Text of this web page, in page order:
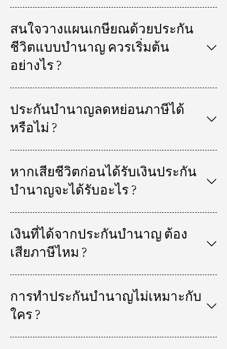
สนใจวางแผนเกษียณด้วยประกัน
ชีวิตแบบบํานาญ ควรเริ่มต้น
อย่างไร ?
ประกันบํานาญลดหย่อนภาษีได้
หรือไม่ ?
หากเสียชีวิตก่อนได้รับเงินประกัน
บํานาญจะได้รับอะไร ?
เงินที่ได้จากประกันบํานาญ ต้อง
เสียภาษีไหม ?
การทําประกันบํานาญไม่เหมาะกับ
ใคร ?